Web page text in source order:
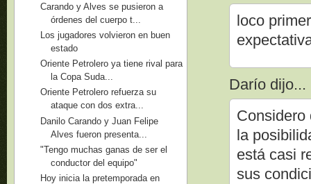
loco
Darío dijo...
Considero
la
está casi
sus
Carando y Alves se pusieron a
órdenes del cuerpo t...
Los jugadores volvieron en buen
estado
Oriente Petrolero ya tiene rival para
la Copa Suda...
Oriente Petrolero refuerza su
ataque con dos extra...
Danilo Carando y Juan Felipe
Alves fueron presenta...
"Tengo muchas ganas de ser el
conductor del equipo"
Hoy inicia la pretemporada en